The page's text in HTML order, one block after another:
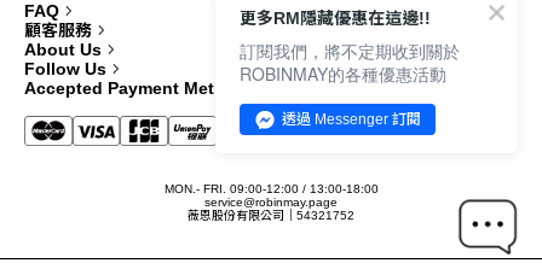
FAQ
顧客服務
About Us
Follow Us
Accepted Payment Methods
MON.- FRI. 09:00-12:00 / 13:00-18:00
service@robinmay.page
薇恩股份有限公司｜54321752
更多RM隱藏優惠在這邊!!
訂閱我們，將不定期收到關於
ROBINMAY的各種優惠活動
透過 Messenger 訂閱